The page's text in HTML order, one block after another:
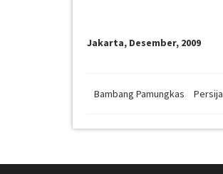
Jakarta, Desember, 2009
Bambang Pamungkas Persija